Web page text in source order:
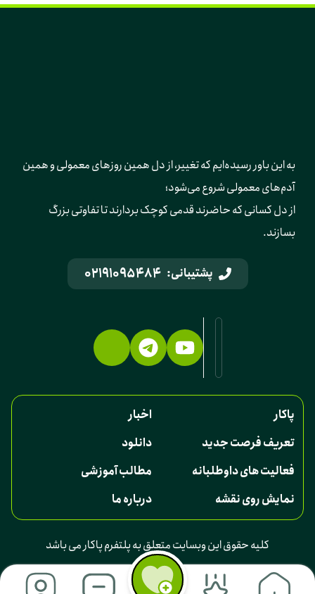
به این باور رسیده‌ایم که تغییر، از دل همین روزهای معمولی و همین
آدم‌های معمولی شروع می‌شود؛
از دل کسانی که حاضرند قدمی کوچک بردارند تا تفاوتی بزرگ
بسازند.
پشتیبانی: 02191095484
پاکار
اخبار
تعریف فرصت جدید
دانلود
فعالیت های داوطلبانه
مطالب آموزشی
نمایش روی نقشه
درباره ما
کلیه حقوق این وبسایت متعلق به پلتفرم پاکار می باشد